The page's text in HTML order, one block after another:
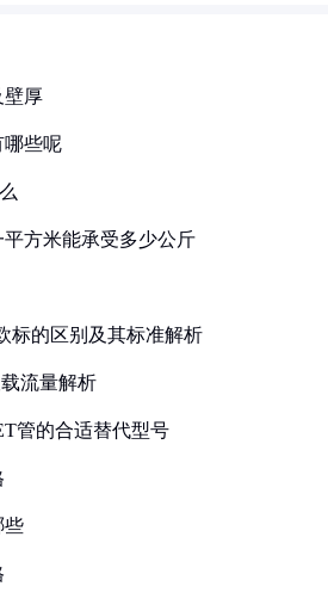
壁厚
哪些呢
方米能承受多少公斤
标的区别及其标准解析
流量解析
管的合适替代型号
些